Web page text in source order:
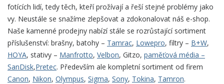
fotících lidí, tedy těch, kteří prožívají a řeší stejné problémy jako
vy. Neustále se snažíme zlepšovat a zdokonalovat náš e-shop.
Naše kamenné prodejny nabízí stále se rozrůstající sortiment
příslušenství: brašny, batohy – Tamrac, Lowepro, filtry – B+W,
HOYA, stativy – Manfrotto, Velbon, Gitzo, paměťová média –
SanDisk,Pretec. Především ale kompletní sortiment od firem
Canon, Nikon, Olympus, Sigma, Sony, Tokina, Tamron.